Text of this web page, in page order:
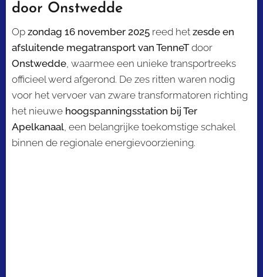
door Onstwedde
Op zondag 16 november 2025 reed het zesde en
afsluitende megatransport van TenneTdoor
Onstwedde , waarmee een unieke transportreeks
officieel werd afgerond. De zes ritten waren nodig
voor het vervoer van zware transformatoren richting
het nieuwe hoogspanningsstation bij Ter
Apelkanaal , een belangrijke toekomstige schakel
binnen de regionale energievoorziening.